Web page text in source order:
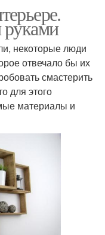
руками
некоторые люди
отвечало бы их
смастерить
для этого
материалы и